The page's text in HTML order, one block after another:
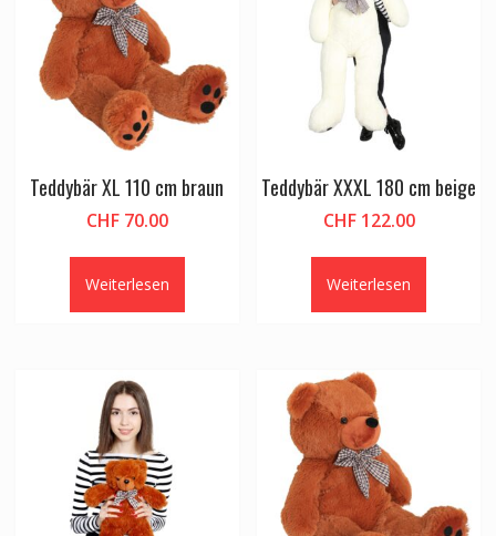
Teddybär XL 110 cm braun
CHF70.00
Weiterlesen
Teddybär XXXL 180 cm beige
CHF122.00
Weiterlesen